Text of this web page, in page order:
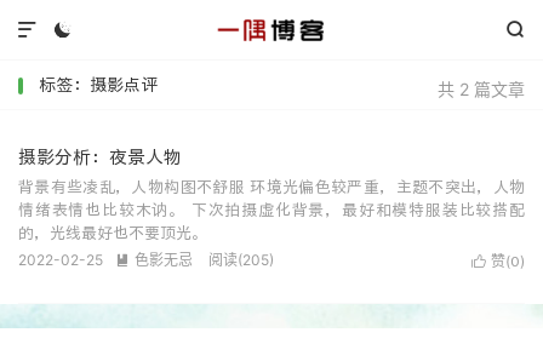
 

共 2 篇文章
标签：摄影点评
摄影分析：夜景人物
背景有些凌乱，人物构图不舒服 环境光偏色较严重，主题不突出，人物
情绪表情也比较木讷。 下次拍摄虚化背景，最好和模特服装比较搭配
的，光线最好也不要顶光。
 赞(0)
2022-02-25  色影无忌 阅读(205)